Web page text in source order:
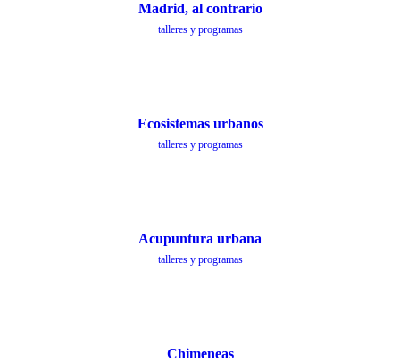
Madrid, al contrario
talleres y programas
Ecosistemas urbanos
talleres y programas
Acupuntura urbana
talleres y programas
Chimeneas